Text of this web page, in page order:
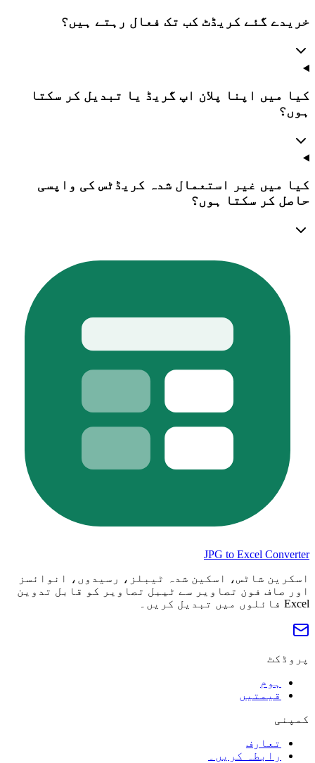
خریدے گئے کریڈٹ کب تک فعال رہتے ہیں؟
کیا میں اپنا پلان اپ گریڈ یا تبدیل کر سکتا
ہوں؟
کیا میں غیر استعمال شدہ کریڈٹس کی واپسی
حاصل کر سکتا ہوں؟
JPG to Excel Converter
اسکرین شاٹس، اسکین شدہ ٹیبلز، رسیدوں، انوائسز
اور صاف فون تصاویر سے ٹیبل تصاویر کو قابل تدوین
Excel فائلوں میں تبدیل کریں۔
پروڈکٹ
ہوم
قیمتیں
کمپنی
تعارف
رابطہ کریں۔